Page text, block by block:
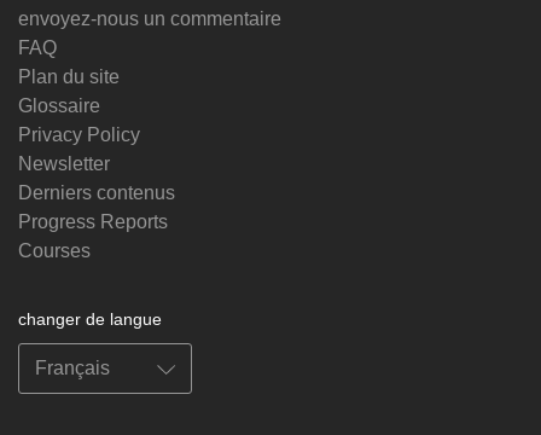
envoyez-nous un commentaire
FAQ
Plan du site
Glossaire
Privacy Policy
Newsletter
Derniers contenus
Progress Reports
Courses
changer de langue